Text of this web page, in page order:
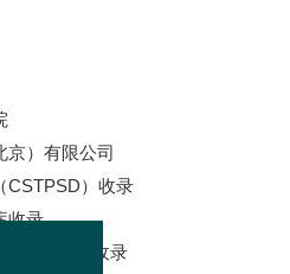
京）有限公司
CSTPSD）收录
收录
(CAJCED)收录